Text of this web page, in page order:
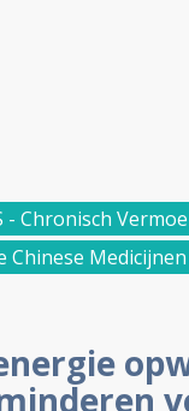
- Chronisch
Chinese